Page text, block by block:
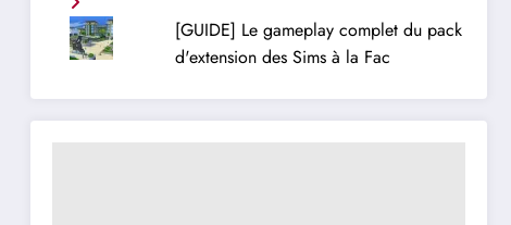
[GUIDE] Le gameplay complet du pack
d'extension des Sims à la Fac